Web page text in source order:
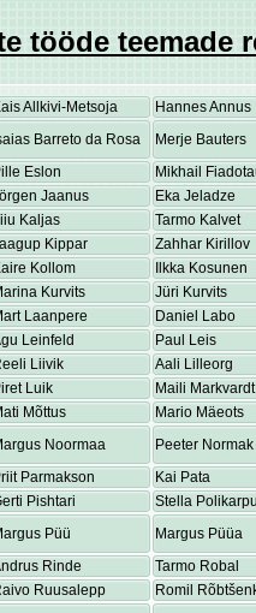
tööde teemade
Allkivi-Metsoja Hannes Annus
Barreto da Rosa Merje Bauters
Eslon Mikhail
Jaanus Eka Jeladze
Kaljas Tarmo Kalvet
Kippar Zahhar Kirillov
Kollom Ilkka Kosunen
Kurvits Jüri Kurvits
Laanpere Daniel Labo
Leinfeld Paul Leis
Liivik Aali Lilleorg
Luik Maili Markvardt
Mõttus Mario Mäeots
Noormaa Peeter Normak
Parmakson Kai Pata
Pishtari Stella
Püü Margus Püüa
Rinde Tarmo Robal
Ruusalepp Romil